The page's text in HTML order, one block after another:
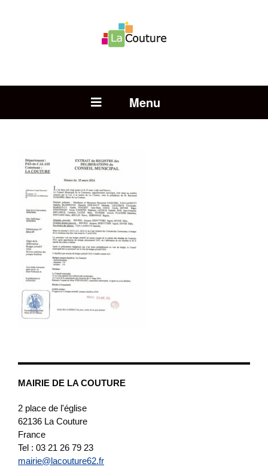
Open Menu
MAIRIE DE LA COUTURE
2 place de l'église
62136 La Couture
France
Tel : 03 21 26 79 23
mairie@lacouture62.fr